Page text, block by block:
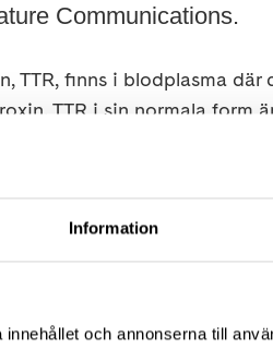
Information
och annonserna till
Communications.
TTR, finns i blodplasma där
TTR i sin normala form
struktur för att sedan gå
långa fibrer. Dessa fibrer
sjukdom, bland annat den